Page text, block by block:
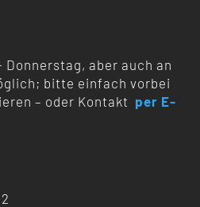
Donnerstag, aber auch an
bitte einfach vorbei
– oder Kontakt per E-